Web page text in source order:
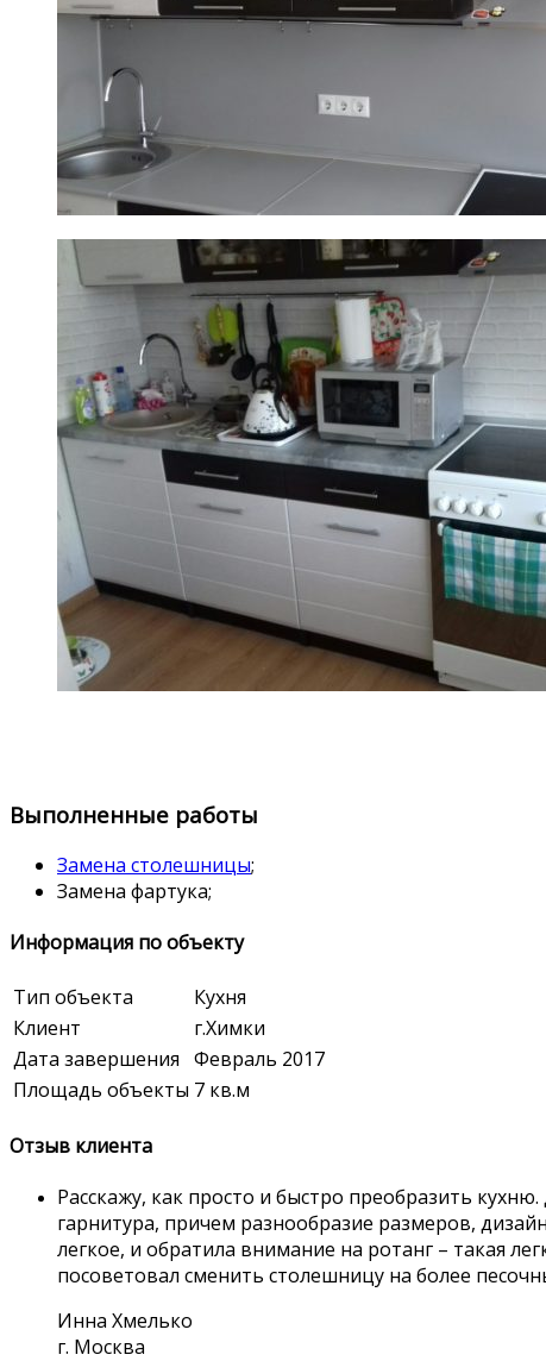
Выполненные работы
Замена столешницы;
Замена фартука;
Информация по объекту
Тип объекта
Кухня
Клиент
г.Химки
Дата завершения Февраль 2017
Площадь объекты 7 кв.м
Отзыв клиента
Расскажу, как просто и быстро преобразить
гарнитура, причем разнообразие размеров,
легкое, и обратила внимание на ротанг – такая
посоветовал сменить столешницу на более
Инна Хмелько
г. Москва